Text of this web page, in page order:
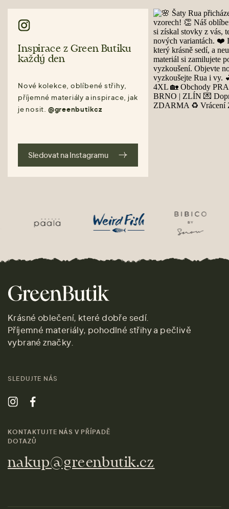
Inspirace z Green Butiku
každý den
Nové kolekce, oblíbené střihy,
příjemné materiály a inspirace, jak
je nosit. @greenbutikcz
Sledovat na Instagramu
Krásné oblečení, které dobře sedí.
Příjemné materiály, pohodlné střihy a pečlivě
vybrané značky.
SLEDUJTE NÁS
KONTAKTUJTE NÁS V PŘÍPADĚ
DOTAZŮ
nakup@greenbutik.cz